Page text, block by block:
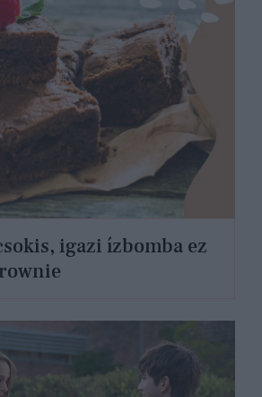
igazi ízbomba ez